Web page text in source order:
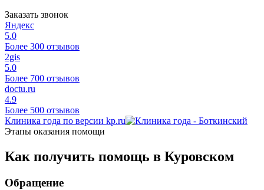
Заказать звонок
Яндекс
5.0
Более 300 отзывов
2gis
5.0
Более 700 отзывов
doctu.ru
4.9
Более 500 отзывов
Клиника года по версии kp.ru
Этапы оказания помощи
Как получить помощь в Куровском
Обращение